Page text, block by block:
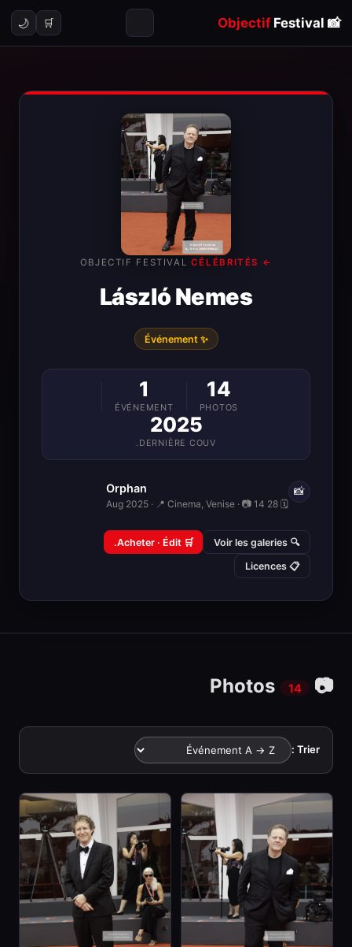
📸
ObjectifFestival
🛒
🌙
← CÉLÉBRITÉS
·
OBJECTIF FESTIVAL
László Nemes
✨ Événement
14
PHOTOS
1
ÉVÉNEMENT
2025
DERNIÈRE COUV.
📸
Orphan
🗓 28 Aug 2025 · 📍 Cinema, Venise · 📷 14
🔍 Voir les galeries
🛒 Acheter · Édit.
📋 Licences
📷 Photos
14
Trier :